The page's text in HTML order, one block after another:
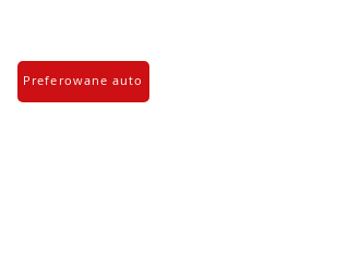
Preferowane auto